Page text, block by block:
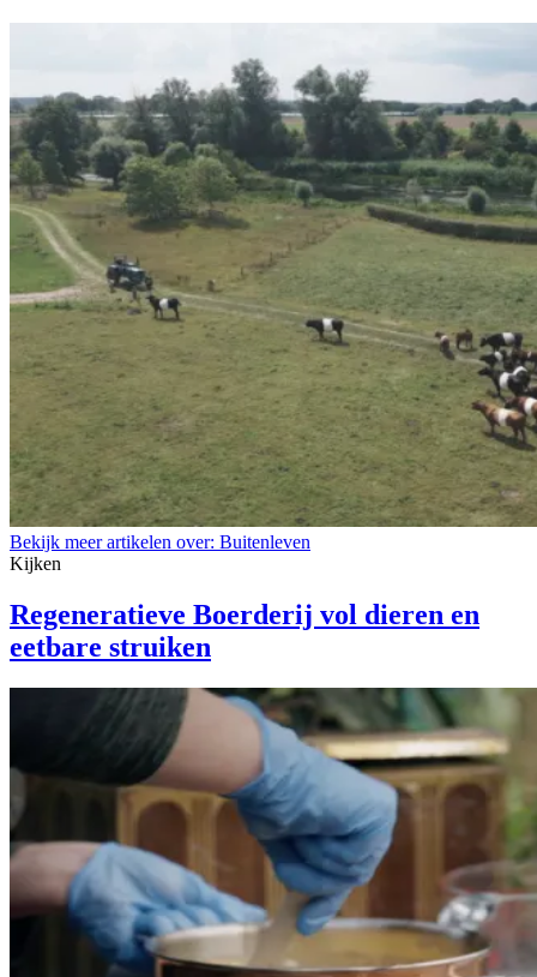
Bekijk meer artikelen over: Buitenleven
Kijken
Regeneratieve Boerderij vol dieren en
eetbare struiken